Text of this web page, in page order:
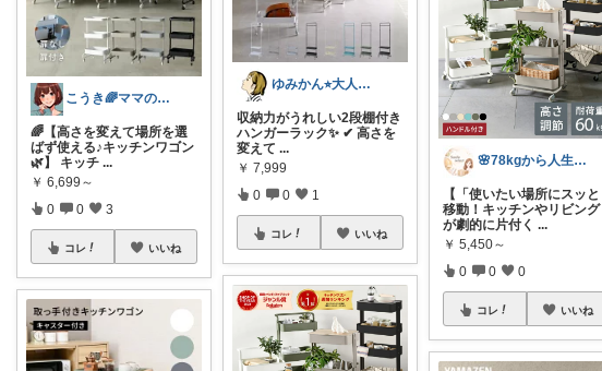
こうき🌈ママの着痩せ服&快適な暮らし
🌈【高さを変えて場所を選
ばず使える♪キッチンワゴン
🌿】 キッチ ...
￥ 6,699～
0 0 3
コレ いいね
ゆみかん⭐︎大人の暮らし研究室
収納力がうれしい2段棚付き
ハンガーラック✨ ✔ 高さを
変えて ...
￥ 7,999
0 0 1
コレ いいね
🌸78kgから人生最後のダイエット挑戦
【「使いたい場所にスッと
移動！キッチンやリビング
が劇的に片付く ...
￥ 5,450～
0 0 0
コレ いいね